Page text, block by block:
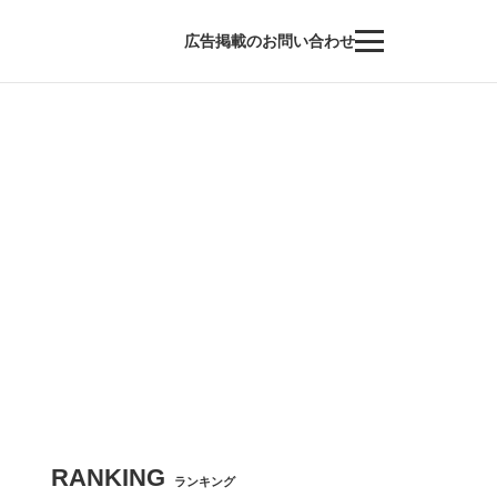
広告掲載のお問い合わせ
RANKING ランキング